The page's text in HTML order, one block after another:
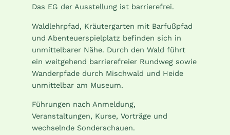
Das EG der Ausstellung ist barrierefrei.
Waldlehrpfad, Kräutergarten mit Barfußpfad
und Abenteuerspielplatz befinden sich in
unmittelbarer Nähe. Durch den Wald führt
ein weitgehend barrierefreier Rundweg sowie
Wanderpfade durch Mischwald und Heide
unmittelbar am Museum.
Führungen nach Anmeldung,
Veranstaltungen, Kurse, Vorträge und
wechselnde Sonderschauen.